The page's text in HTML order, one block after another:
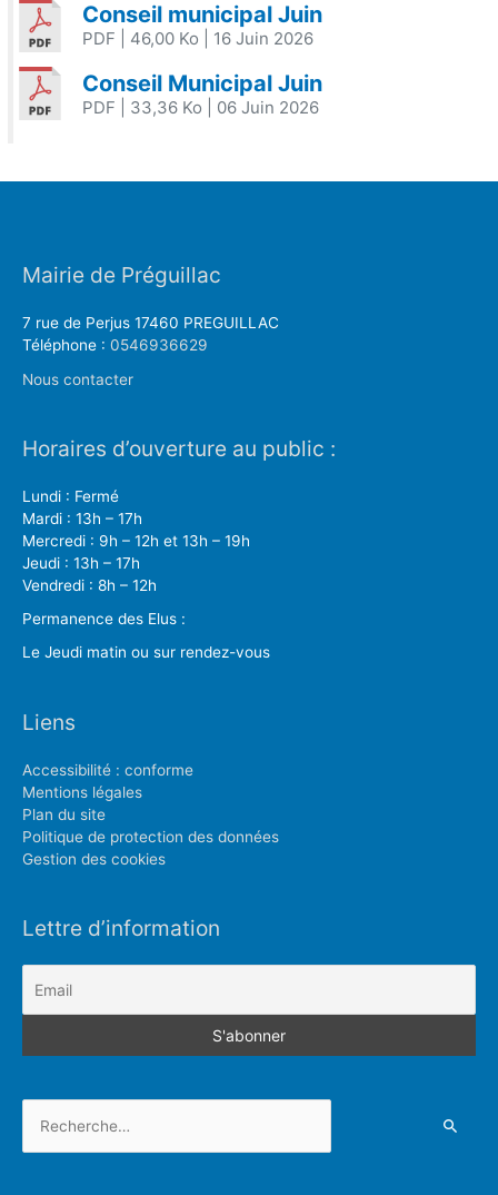
Conseil municipal Juin
PDF | 46,00 Ko | 16 Juin 2026
Conseil Municipal Juin
PDF | 33,36 Ko | 06 Juin 2026
Mairie de Préguillac
7 rue de Perjus 17460 PREGUILLAC
Téléphone : 0546936629
Nous contacter
Horaires d’ouverture au public :
Lundi : Fermé
Mardi : 13h – 17h
Mercredi : 9h – 12h et 13h – 19h
Jeudi : 13h – 17h
Vendredi : 8h – 12h
Permanence des Elus :
Le Jeudi matin ou sur rendez-vous
Liens
Accessibilité : conforme
Mentions légales
Plan du site
Politique de protection des données
Gestion des cookies
Lettre d’information